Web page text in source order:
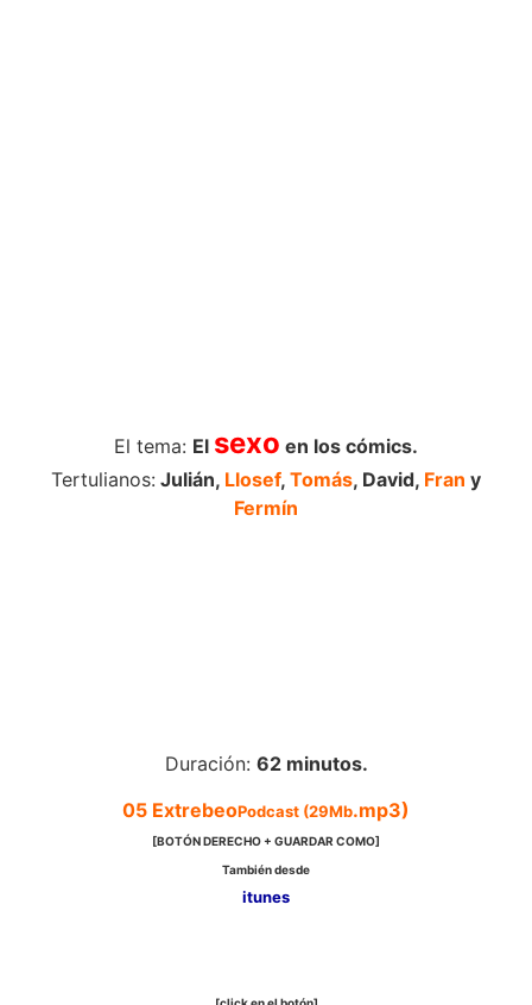
El tema: El sexo en los cómics.
Tertulianos: Julián, Llosef, Tomás, David, Fran y
Fermín
Duración: 62 minutos.
05 ExtrebeoPodcast (29Mb.mp3)
[BOTÓN DERECHO + GUARDAR COMO]
También desde
itunes